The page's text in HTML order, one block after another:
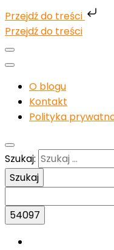
Przejdź do treści
Przejdź do treści
O blogu
Kontakt
Polityka
Szukaj: